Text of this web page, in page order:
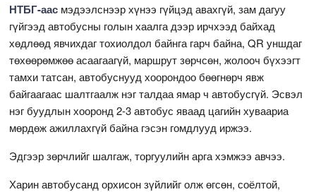
НТБГ-аас мэдээлснээр хүнээ гүйцэд авахгүй, зам дагуу
гүйгээд автобусны голын хаалга дээр ирчхээд байхад
хөдлөөд явчихдаг тохиолдол байнга гарч байна, QR уншдаг
төхөөрөмжөө асаагаагүй, маршрут зөрчсөн, жолооч бүхээгт
тамхи татсан, автобуснууд хоорондоо бөөгнөрч явж
байгаагаас шалтгаалж нэг талдаа ямар ч автобусгүй. Эсвэл
нэг буудлын хооронд 2-3 автобус яваад цагийн хуваариа
мөрдөж ажиллахгүй байна гэсэн гомдлууд иржээ.
Эдгээр зөрчлийг шалгаж, торгуулийн арга хэмжээ авчээ.
Харин автобусанд орхисон зүйлийг олж өгсөн, соёлтой,